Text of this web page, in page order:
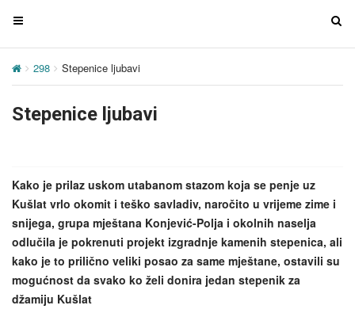
T
g
e
i
g
a
t
i
o
n
T
g
t
i
298 Stepenice ljubavi
Stepenice ljubavi
Kako je prilaz uskom utabanom stazom koja se penje uz
Kušlat vrlo okomit i teško savladiv, naročito u vrijeme zime i
snijega, grupa mještana Konjević-Polja i okolnih naselja
odlučila je pokrenuti projekt izgradnje kamenih stepenica, ali
kako je to prilično veliki posao za same mještane, ostavili su
mogućnost da svako ko želi donira jedan stepenik za
džamiju Kušlat